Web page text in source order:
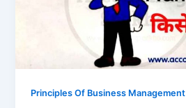
Principles Of Business Management